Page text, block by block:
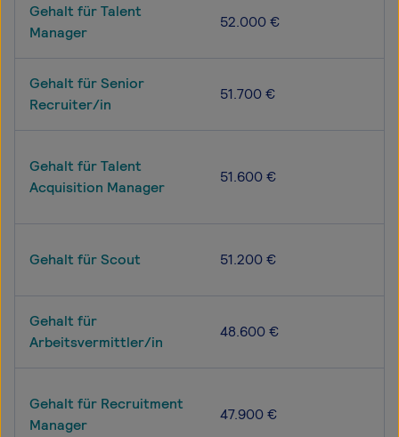
Gehalt für Talent
Manager
52.000 €
Gehalt für Senior
Recruiter/in
51.700 €
Gehalt für Talent
Acquisition Manager
51.600 €
Gehalt für Scout 51.200 €
Gehalt für
Arbeitsvermittler/in
48.600 €
Gehalt für Recruitment
Manager
47.900 €